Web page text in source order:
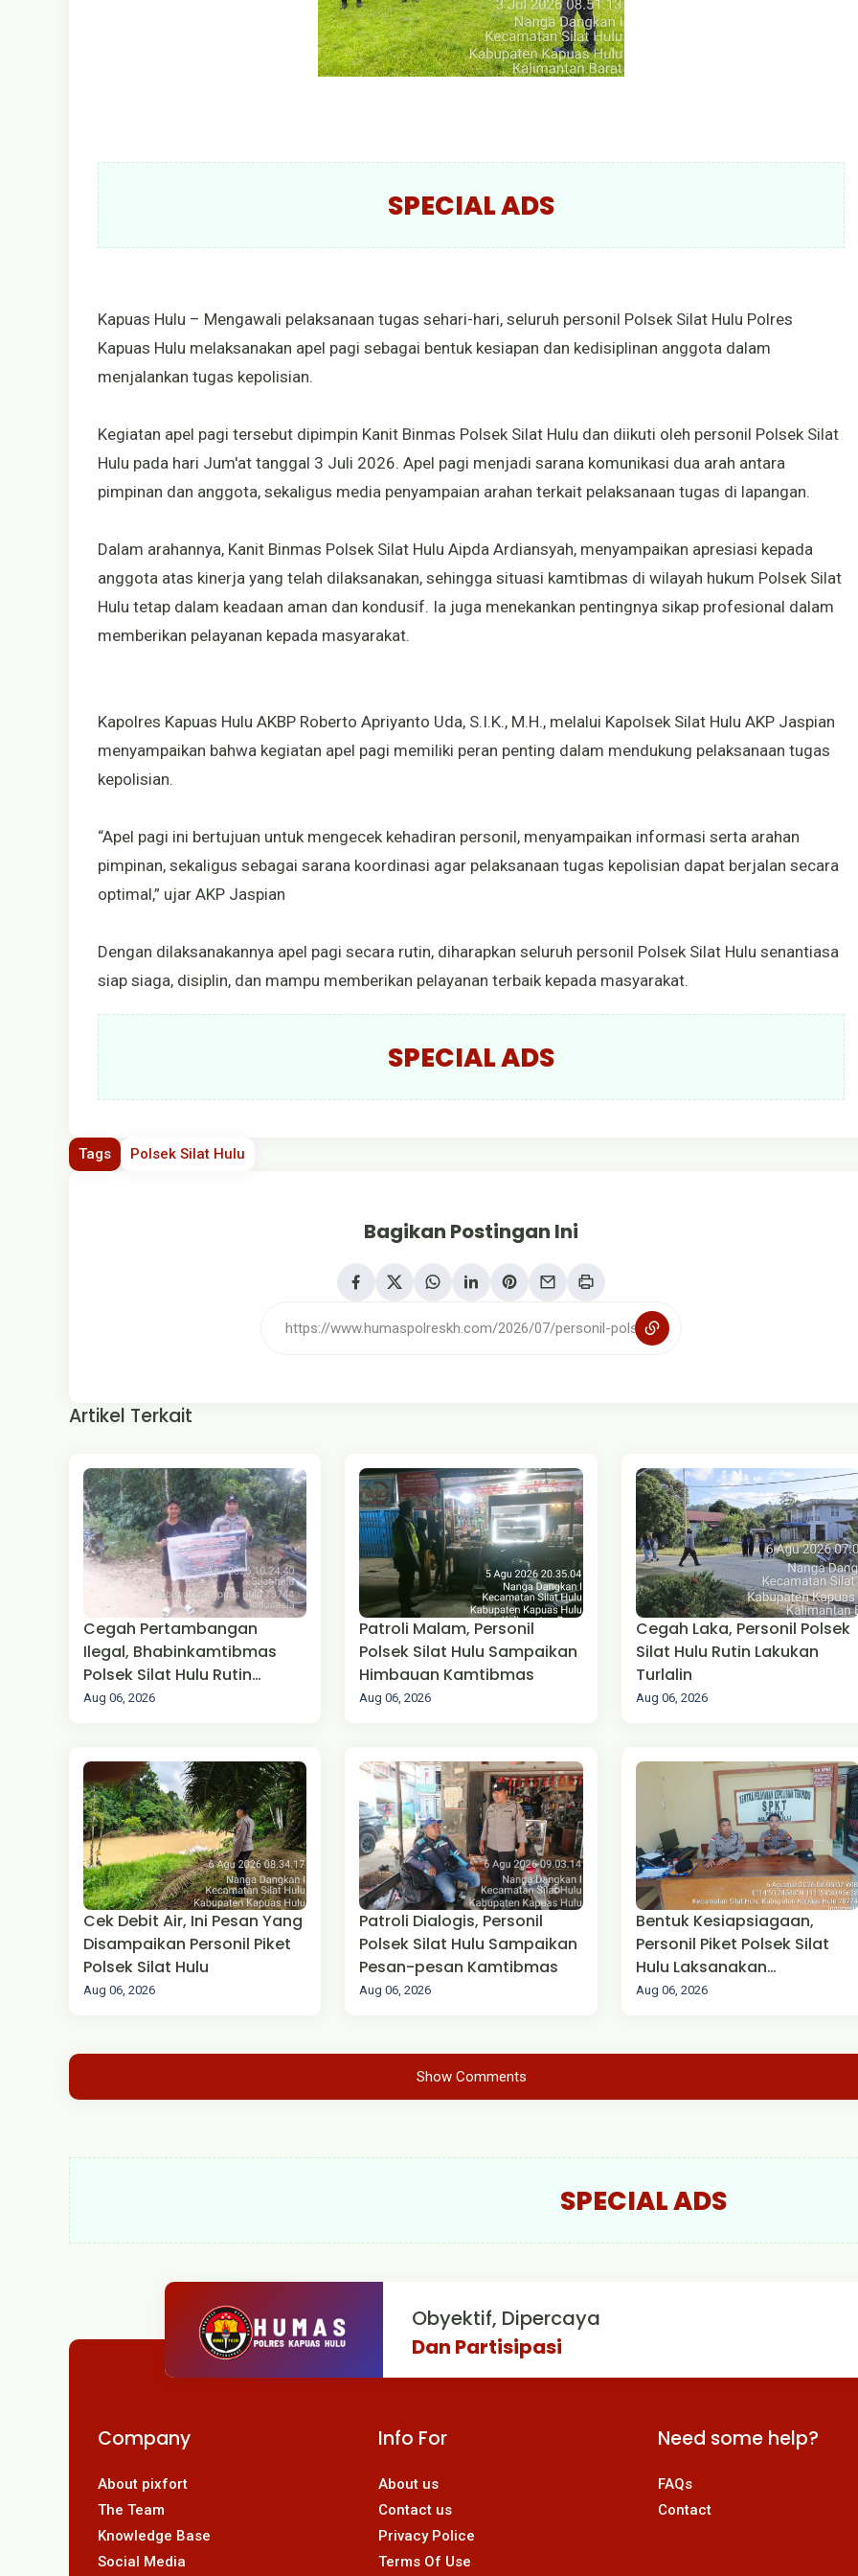
SPECIAL ADS
Kapuas Hulu – Mengawali pelaksanaan tugas sehari-hari, seluruh personil Polsek Silat Hulu Polres
Kapuas Hulu melaksanakan apel pagi sebagai bentuk kesiapan dan kedisiplinan anggota dalam
menjalankan tugas kepolisian.
Kegiatan apel pagi tersebut dipimpin Kanit Binmas Polsek Silat Hulu dan diikuti oleh personil Polsek Silat
Hulu pada hari Jum'at tanggal 3 Juli 2026. Apel pagi menjadi sarana komunikasi dua arah antara
pimpinan dan anggota, sekaligus media penyampaian arahan terkait pelaksanaan tugas di lapangan.
Dalam arahannya, Kanit Binmas Polsek Silat Hulu Aipda Ardiansyah, menyampaikan apresiasi kepada
anggota atas kinerja yang telah dilaksanakan, sehingga situasi kamtibmas di wilayah hukum Polsek Silat
Hulu tetap dalam keadaan aman dan kondusif. Ia juga menekankan pentingnya sikap profesional dalam
memberikan pelayanan kepada masyarakat.
Kapolres Kapuas Hulu AKBP Roberto Apriyanto Uda, S.I.K., M.H., melalui Kapolsek Silat Hulu AKP Jaspian
menyampaikan bahwa kegiatan apel pagi memiliki peran penting dalam mendukung pelaksanaan tugas
kepolisian.
“Apel pagi ini bertujuan untuk mengecek kehadiran personil, menyampaikan informasi serta arahan
pimpinan, sekaligus sebagai sarana koordinasi agar pelaksanaan tugas kepolisian dapat berjalan secara
optimal,” ujar AKP Jaspian
Dengan dilaksanakannya apel pagi secara rutin, diharapkan seluruh personil Polsek Silat Hulu senantiasa
siap siaga, disiplin, dan mampu memberikan pelayanan terbaik kepada masyarakat.
SPECIAL ADS
Tags Polsek Silat Hulu
Bagikan Postingan Ini
Artikel Terkait
Cegah Pertambangan
Ilegal, Bhabinkamtibmas
Polsek Silat Hulu Rutin
Berikan Sosialisasi
Aug 06, 2026
Patroli Malam, Personil
Polsek Silat Hulu Sampaikan
Himbauan Kamtibmas
Aug 06, 2026
Cegah Laka, Personil Polsek
Silat Hulu Rutin Lakukan
Turlalin
Aug 06, 2026
Cek Debit Air, Ini Pesan Yang
Disampaikan Personil Piket
Polsek Silat Hulu
Aug 06, 2026
Patroli Dialogis, Personil
Polsek Silat Hulu Sampaikan
Pesan-pesan Kamtibmas
Aug 06, 2026
Bentuk Kesiapsiagaan,
Personil Piket Polsek Silat
Hulu Laksanakan
Pengamanan Mako
Aug 06, 2026
Show Comments
SPECIAL ADS
Obyektif, Dipercaya
Dan Partisipasi
Company
About pixfort
The Team
Knowledge Base
Social Media
Info For
About us
Contact us
Privacy Police
Terms Of Use
Need some help?
FAQs
Contact